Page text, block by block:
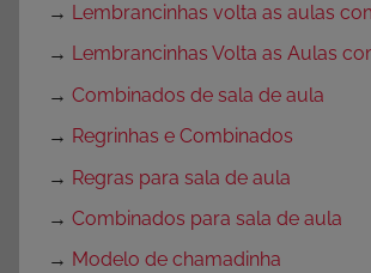
→ Lembrancinhas volta as aulas
→ Lembrancinhas Volta as Aulas
→ Combinados de sala de aula
→ Regrinhas e Combinados
→ Regras para sala de aula
→ Combinados para sala de aula
→ Modelo de chamadinha